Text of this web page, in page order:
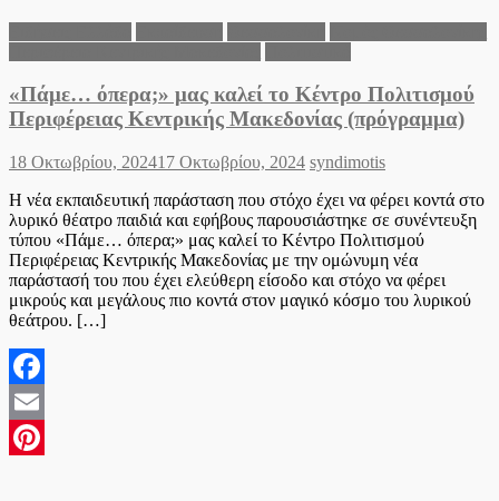
«Πάμε… όπερα;» μας καλεί το Κέντρο Πολιτισμού
Περιφέρειας Κεντρικής Μακεδονίας (πρόγραμμα)
Posted
18 Οκτωβρίου, 202417 Οκτωβρίου, 2024 Author
syndimotis
Η νέα εκπαιδευτική παράσταση που στόχο έχει να φέρει κοντά στο
λυρικό θέατρο παιδιά και εφήβους παρουσιάστηκε σε συνέντευξη
τύπου «Πάμε… όπερα;» μας καλεί το Κέντρο Πολιτισμού
Περιφέρειας Κεντρικής Μακεδονίας με την ομώνυμη νέα
παράστασή του που έχει ελεύθερη είσοδο και στόχο να φέρει
μικρούς και μεγάλους πιο κοντά στον μαγικό κόσμο του λυρικού
θεάτρου. […]
Facebook
Email